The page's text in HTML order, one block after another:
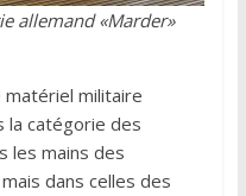
allemand «Marder»
militaire
la catégorie des
les mains des
dans celles des